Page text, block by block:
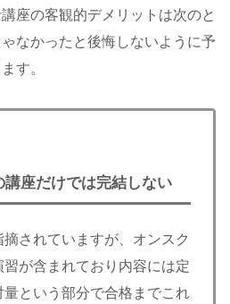
座の客観的デメリットは次のと
なかったと後悔しないように予
す。
座だけでは完結しない
されていますが、オンスク
が含まれており内容には定
という部分で合格までこれ